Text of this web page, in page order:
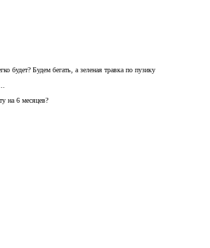
будет? Будем бегать, а зеленая травка по пузику
на 6 месяцев?